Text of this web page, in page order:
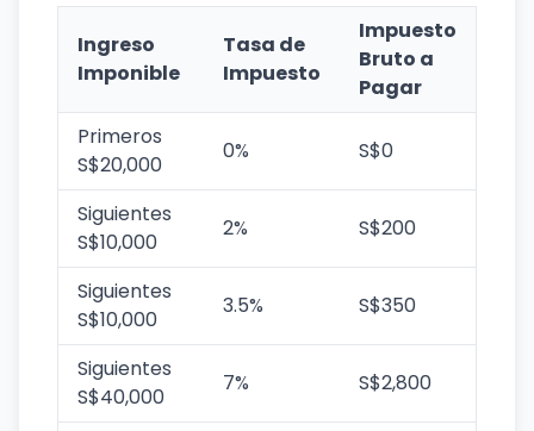
Ingreso
Imponible
Tasa de
Impuesto
Impuesto
Bruto a
Pagar
Primeros
S$20,000
0% S$0
Siguientes
S$10,000
2% S$200
Siguientes
S$10,000
3.5% S$350
Siguientes
S$40,000
7% S$2,800